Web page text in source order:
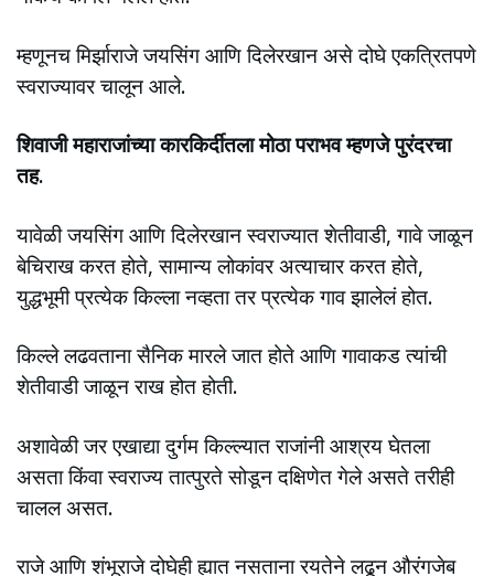
म्हणूनच मिर्झाराजे जयसिंग आणि दिलेरखान असे दोघे एकत्रितपणे
स्वराज्यावर चालून आले.
शिवाजी महाराजांच्या कारकिर्दीतला मोठा पराभव म्हणजे पुरंदरचा
तह.
यावेळी जयसिंग आणि दिलेरखान स्वराज्यात शेतीवाडी, गावे जाळून
बेचिराख करत होते, सामान्य लोकांवर अत्याचार करत होते,
युद्धभूमी प्रत्येक किल्ला नव्हता तर प्रत्येक गाव झालेलं होत.
किल्ले लढवताना सैनिक मारले जात होते आणि गावाकड त्यांची
शेतीवाडी जाळून राख होत होती.
अशावेळी जर एखाद्या दुर्गम किल्ल्यात राजांनी आश्रय घेतला
असता किंवा स्वराज्य तात्पुरते सोडून दक्षिणेत गेले असते तरीही
चालल असत.
राजे आणि शंभूराजे दोघेही ह्यात नसताना रयतेने लढून औरंगजेब